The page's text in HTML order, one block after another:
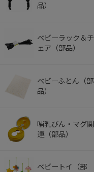
品）
ベビーラック＆チ
ェア（部品）
ベビーふとん（部
品）
哺乳びん・マグ関
連（部品）
ベビートイ（部